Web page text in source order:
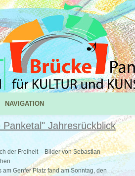
NAVIGATION
Jahresrückblick
der Freiheit – Bilder von Sebastian
am Genfer Platz fand am Sonntag, den